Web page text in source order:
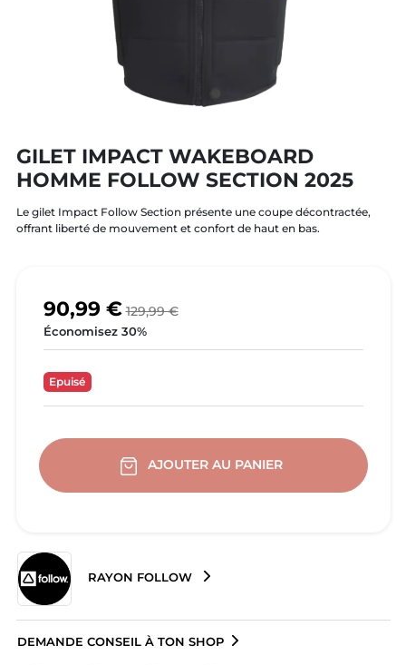
GILET IMPACT WAKEBOARD
HOMME FOLLOW SECTION 2025
Le gilet Impact Follow Section présente une coupe décontractée,
offrant liberté de mouvement et confort de haut en bas.
90,99 € 129,99 €
Économisez 30%
Epuisé
AJOUTER AU PANIER
RAYON FOLLOW
DEMANDE CONSEIL À TON SHOP